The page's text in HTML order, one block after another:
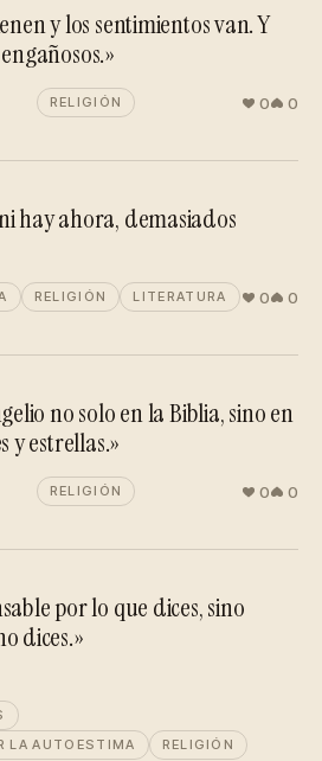
y los sentimientos van. Y
RELIGIÓN 0 0
hay ahora, demasiados
RELIGIÓN LITERATURA 0 0
no solo en la Biblia, sino en
y estrellas.»
RELIGIÓN 0 0
por lo que dices, sino
dices.»
LA AUTOESTIMA
RELIGIÓN